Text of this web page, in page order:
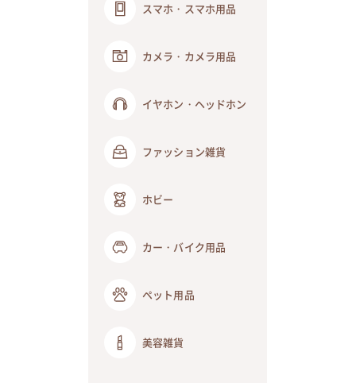
スマホ・スマホ用品
カメラ・カメラ用品
イヤホン・ヘッドホン
ファッション雑貨
ホビー
カー・バイク用品
ペット用品
美容雑貨